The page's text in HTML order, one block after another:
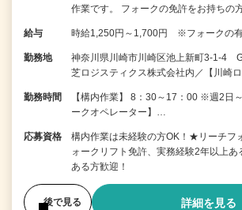
作業です。 フォークの免許をお持ちの
給与 時給1,250円～1,700円 ※フォークの
勤務地
神奈川県川崎市川崎区池上新町3-1-4
芝ロジスティクス株式会社内／【川崎ロ
勤務時間
【構内作業】 8：30～17：00 ※週2日
ークオペレーター】…
応募資格
構内作業は未経験の方OK！★リーチフ
ォークリフト免許、実務経験2年以上
ある方歓迎！
後で見る 詳細を見る